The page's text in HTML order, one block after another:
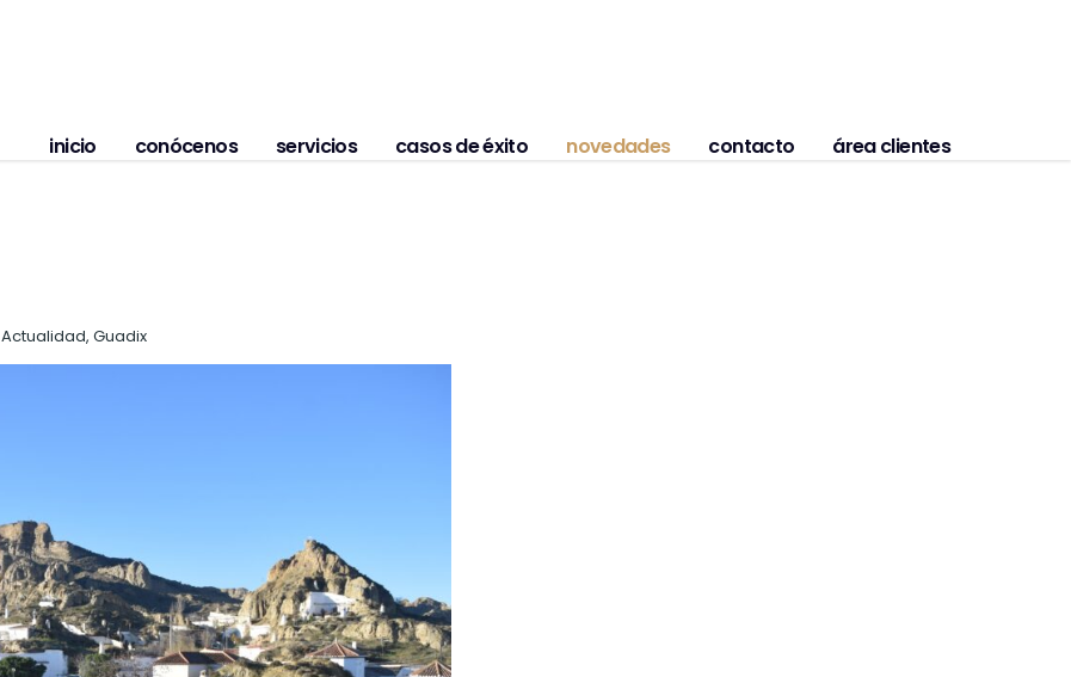
inicio conócenos servicios casos de éxito novedades contacto área clientes
Actualidad, Guadix